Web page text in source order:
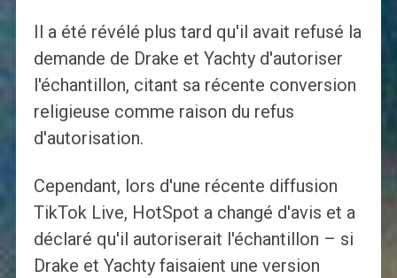
Il a été révélé plus tard qu'il avait refusé la
demande de Drake et Yachty d'autoriser
l'échantillon, citant sa récente conversion
religieuse comme raison du refus
d'autorisation.
Cependant, lors d'une récente diffusion
TikTok Live, HotSpot a changé d'avis et a
déclaré qu'il autoriserait l'échantillon – si
Drake et Yachty faisaient une version